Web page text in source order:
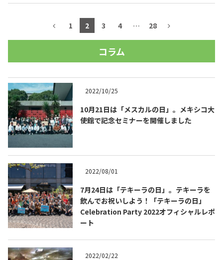
1 2 3 4 … 28
コラム
2022/10/25
10月21日は「メスカルの日」。メキシコ大
使館で記念セミナーを開催しました
2022/08/01
7月24日は「テキーラの日」。テキーラを
飲んでお祝いしよう！「テキーラの日」
Celebration Party 2022オフィシャルレポ
ート
2022/02/22